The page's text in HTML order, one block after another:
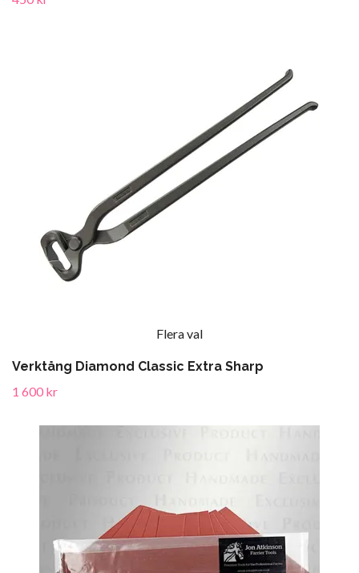
Flera val
Verktång Diamond Classic Extra Sharp
1 600 kr